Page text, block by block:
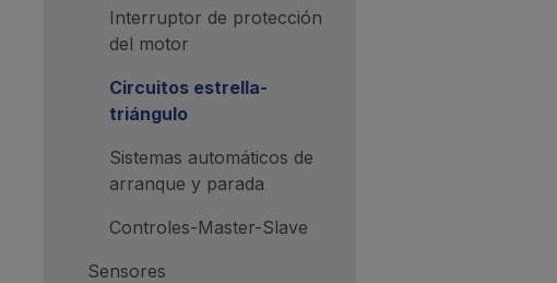
Interruptor de protección
del motor
Circuitos estrella-
triángulo
Sistemas automáticos de
arranque y parada
Controles-Master-Slave
Sensores